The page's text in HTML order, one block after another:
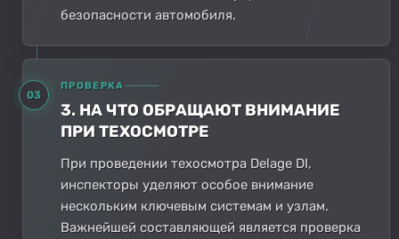
безопасности автомобиля.
03
ПРОВЕРКА
3. НА ЧТО ОБРАЩАЮТ ВНИМАНИЕ
ПРИ ТЕХОСМОТРЕ
При проведении техосмотра Delage DI,
инспекторы уделяют особое внимание
нескольким ключевым системам и узлам.
Важнейшей составляющей является проверка